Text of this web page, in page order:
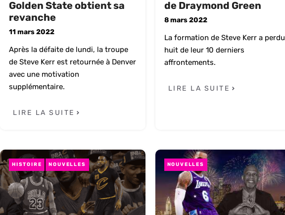
Golden State obtient sa
revanche
11 mars 2022
Après la défaite de lundi, la troupe
de Steve Kerr est retournée à Denver
avec une motivation
supplémentaire.
LIRE LA SUITE
de Draymond Green
8 mars 2022
La formation de Steve Kerr a perdu
huit de leur 10 derniers
affrontements.
LIRE LA SUITE
HISTOIRE NOUVELLES NOUVELLES